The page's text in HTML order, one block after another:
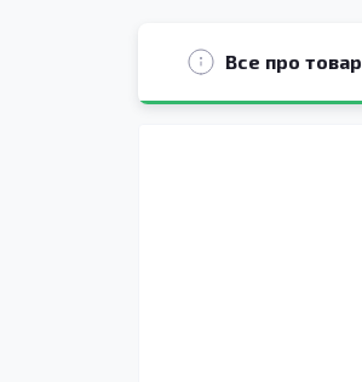
Все про товар